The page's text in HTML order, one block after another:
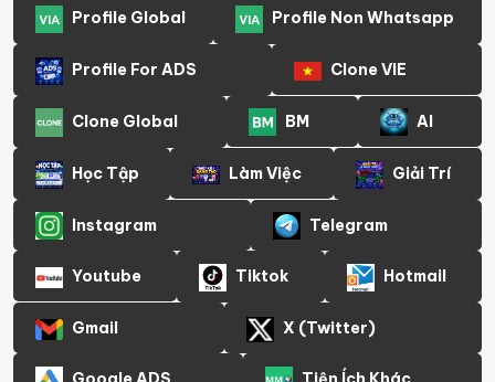
Profile Global Profile Non Whatsapp
Profile For ADS Clone VIE
Clone Global BM AI
Học Tập Làm Việc Giải Trí
Instagram Telegram
Youtube Tiktok Hotmail
Gmail X (Twitter)